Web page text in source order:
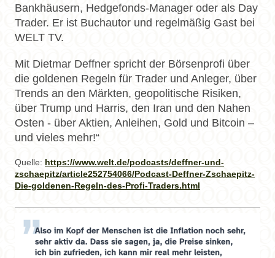
Bankhäusern, Hedgefonds-Manager oder als Day
Trader. Er ist Buchautor und regelmäßig Gast bei
WELT TV.
Mit Dietmar Deffner spricht der Börsenprofi über
die goldenen Regeln für Trader und Anleger, über
Trends an den Märkten, geopolitische Risiken,
über Trump und Harris, den Iran und den Nahen
Osten - über Aktien, Anleihen, Gold und Bitcoin –
und vieles mehr!“
Quelle: https://www.welt.de/podcasts/deffner-und-
zschaepitz/article252754066/Podcast-Deffner-Zschaepitz-
Die-goldenen-Regeln-des-Profi-Traders.html